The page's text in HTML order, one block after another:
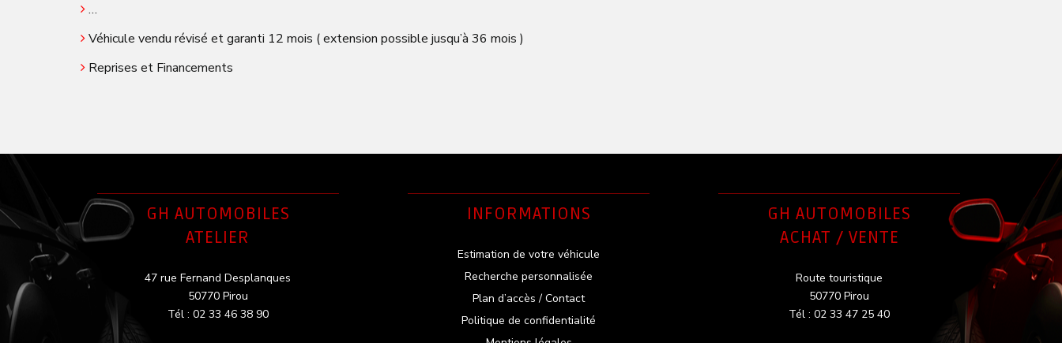
…
Véhicule vendu révisé et garanti 12 mois ( extension possible jusqu’à 36 mois )
Reprises et Financements
GH AUTOMOBILES
ATELIER
47 rue Fernand Desplanques
50770 Pirou
Tél : 02 33 46 38 90
INFORMATIONS
Estimation de votre véhicule
Recherche personnalisée
Plan d’accès / Contact
Politique de confidentialité
GH AUTOMOBILES
ACHAT / VENTE
Route touristique
50770 Pirou
Tél : 02 33 47 25 40